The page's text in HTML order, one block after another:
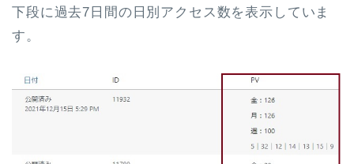
下段に過去7日間の日別アクセス数を表示していま
す。